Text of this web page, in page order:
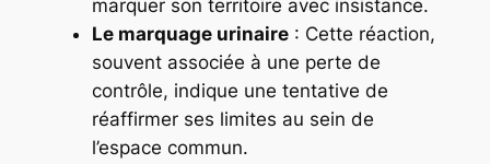
marquer son territoire avec insistance.
Le marquage urinaire: Cette réaction,
souvent associée à une perte de
contrôle, indique une tentative de
réaffirmer ses limites au sein de
l’espace commun.